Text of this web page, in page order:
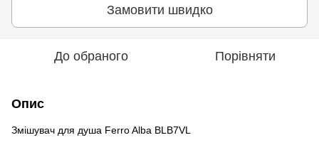
Замовити швидко
До обраного Порівняти
Опис
Змішувач для душа Ferro Alba BLB7VL